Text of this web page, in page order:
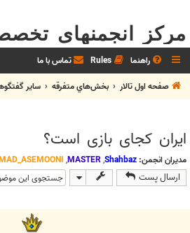
مرکز انجمنهای
راهنما Rules تماس با ما
صفحه اول تالار
بخش‌‌هاي متفرقه ساير
ایران کجای بازی است؟
مدیران انجمن: Shahbaz
,
MASTER
,
ارسال پست